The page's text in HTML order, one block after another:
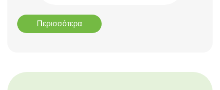
Περισσότερα